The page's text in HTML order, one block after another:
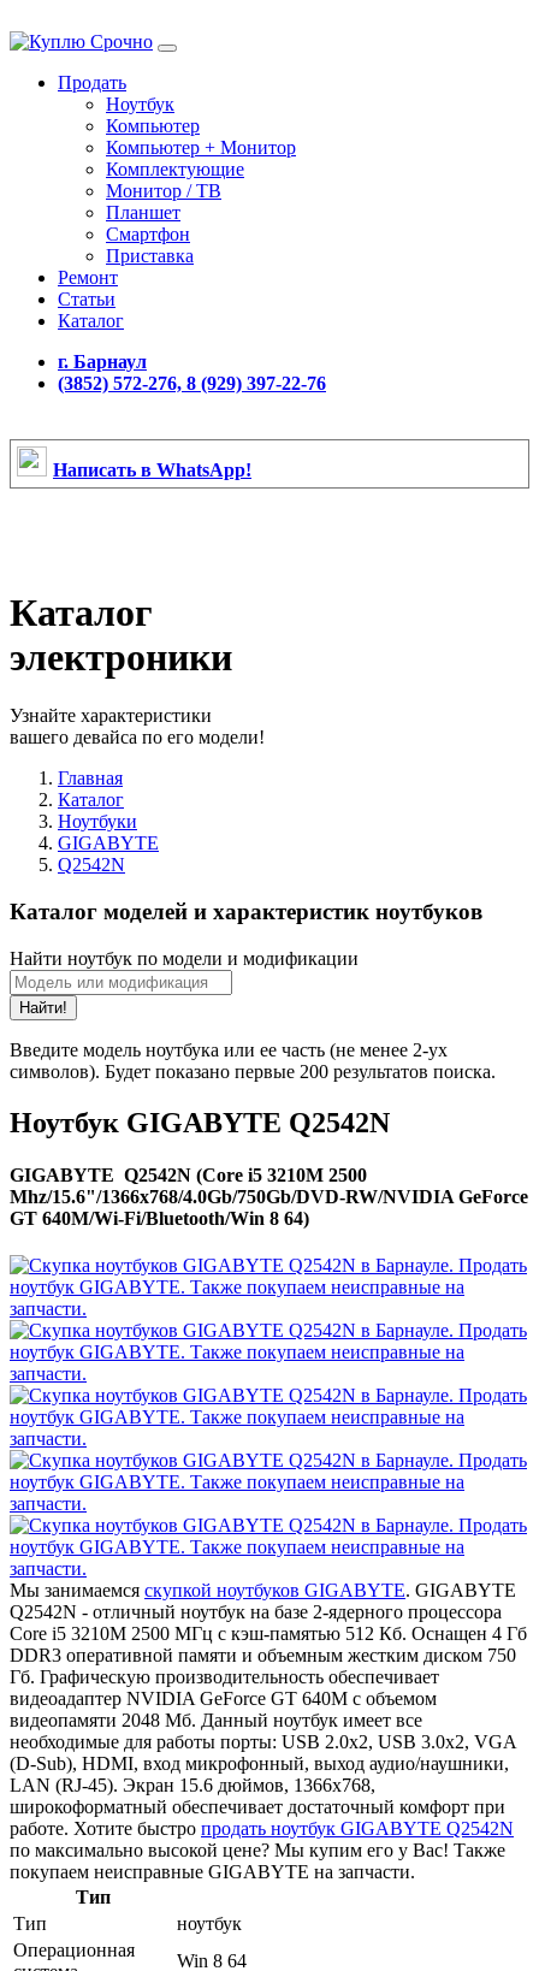
Продать
Ноутбук
Компьютер
Компьютер + Монитор
Комплектующие
Монитор / ТВ
Планшет
Смартфон
Приставка
Ремонт
Статьи
Каталог
г. Барнаул
(3852) 572-276, 8 (929) 397-22-76
Написать в WhatsApp!
Каталог
электроники
Узнайте характеристики
вашего девайса по его модели!
Главная
Каталог
Ноутбуки
GIGABYTE
Q2542N
Каталог моделей и характеристик ноутбуков
Найти ноутбук по модели и модификации
Найти!
Введите модель ноутбука или ее часть (не менее 2-ух
символов). Будет показано первые 200 результатов поиска.
Ноутбук GIGABYTE Q2542N
GIGABYTE Q2542N (Core i5 3210M 2500
Mhz/15.6"/1366x768/4.0Gb/750Gb/DVD-RW/NVIDIA GeForce
GT 640M/Wi-Fi/Bluetooth/Win 8 64)
Мы занимаемся скупкой ноутбуков GIGABYTE. GIGABYTE
Q2542N - отличный ноутбук на базе 2-ядерного процессора
Core i5 3210M 2500 МГц с кэш-памятью 512 Кб. Оснащен 4 Гб
DDR3 оперативной памяти и объемным жестким диском 750
Гб. Графическую производительность обеспечивает
видеоадаптер NVIDIA GeForce GT 640M с объемом
видеопамяти 2048 Мб. Данный ноутбук имеет все
необходимые для работы порты: USB 2.0x2, USB 3.0x2, VGA
(D-Sub), HDMI, вход микрофонный, выход аудио/наушники,
LAN (RJ-45). Экран 15.6 дюймов, 1366x768,
широкоформатный обеспечивает достаточный комфорт при
работе. Хотите быстро продать ноутбук GIGABYTE Q2542N
по максимально высокой цене? Мы купим его у Вас! Также
покупаем неисправные GIGABYTE на запчасти.
Тип
Тип
ноутбук
Операционная
Win 8 64